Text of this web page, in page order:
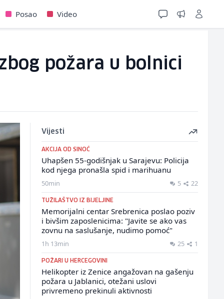
Posao Video
požara u bolnici
Vijesti
AKCIJA OD SINOĆ
Uhapšen 55-godišnjak u Sarajevu: Policija
kod njega pronašla spid i marihuanu
50min 5 22
TUŽILAŠTVO IZ BIJELJINE
Memorijalni centar Srebrenica poslao poziv
i bivšim zaposlenicima: "Javite se ako vas
zovnu na saslušanje, nudimo pomoć"
1h 13min 25 1
POŽARI U HERCEGOVINI
Helikopter iz Zenice angažovan na gašenju
požara u Jablanici, otežani uslovi
privremeno prekinuli aktivnosti